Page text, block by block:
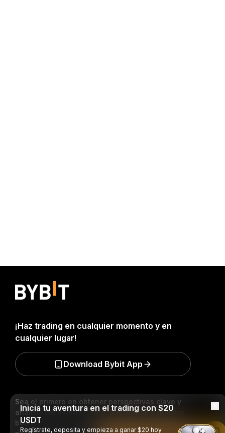
Sea el primero en obtener perspectivas clave y
análisis del mundo Cripto: Suscribirse a nuestro
boletín.
Todas las formas de inversión conllevan
¡Haz trading en cualquier momento y en
cualquier lugar!
Download Bybit App
Inicia tu aventura en el trading con $20
USDT
Regístrate, deposita y empieza a ganar $20 hoy